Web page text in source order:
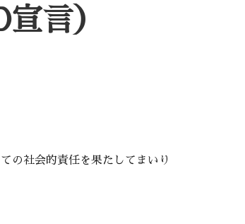
言）
の社会的責任を果たしてまいり